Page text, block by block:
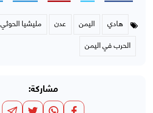
هادي اليمن عدن
مليشيا الحوثي
الحرب في اليمن
مشاركة: